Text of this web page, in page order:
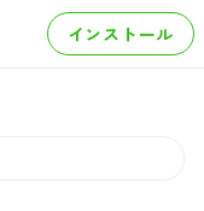
インストール